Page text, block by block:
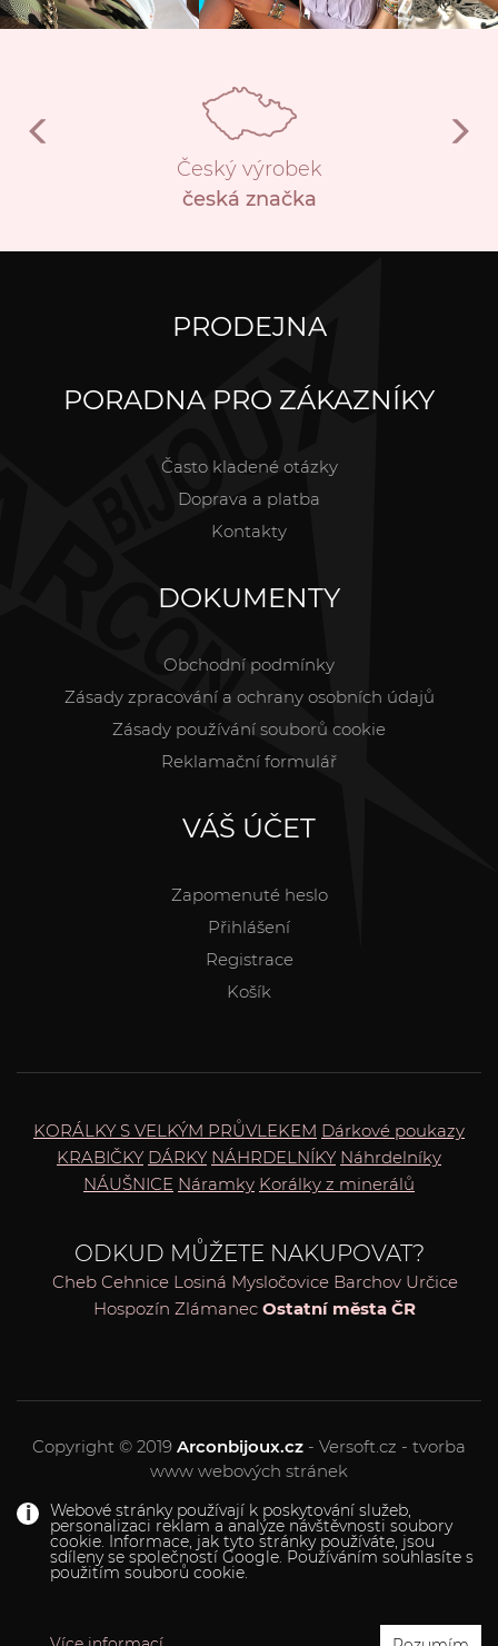
Webové stránky používají k poskytování služeb,
personalizaci reklam a analýze návštěvnosti soubory
cookie. Informace, jak tyto stránky používáte, jsou
sdíleny se společností Google. Používáním souhlasíte s
použitím souborů cookie.
Český výrobek
česká značka
PRODEJNA
PORADNA PRO ZÁKAZNÍKY
Často kladené otázky
Doprava a platba
Kontakty
DOKUMENTY
Obchodní podmínky
Zásady zpracování a ochrany osobních údajů
Zásady používání souborů cookie
Reklamační formulář
VÁŠ ÚČET
Zapomenuté heslo
Přihlášení
Registrace
Košík
KORÁLKY S VELKÝM PRŮVLEKEM Dárkové poukazy
KRABIČKY DÁRKY NÁHRDELNÍKY Náhrdelníky
NÁUŠNICE Náramky Korálky z minerálů
ODKUD MŮŽETE NAKUPOVAT?
Cheb Cehnice Losiná Mysločovice Barchov Určice
Hospozín Zlámanec Ostatní města ČR
Copyright © 2019 Arconbijoux.cz - Versoft.cz - tvorba
www webových stránek